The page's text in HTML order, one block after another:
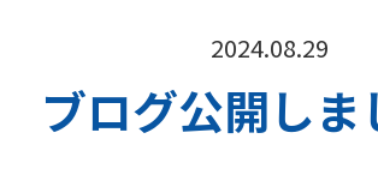
2024.08.29
ブログ公開しま